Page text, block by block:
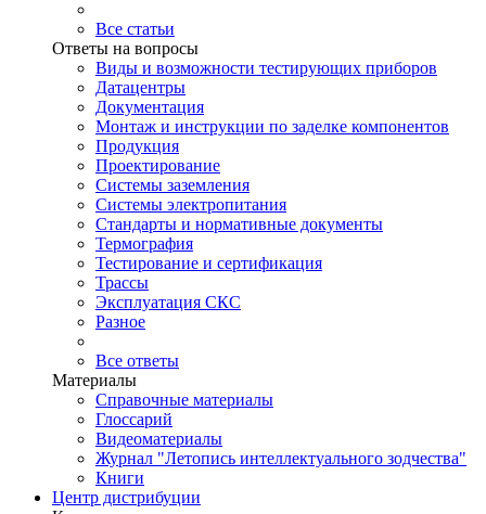
Все статьи
Ответы на вопросы
Виды и возможности тестирующих приборов
Датацентры
Документация
Монтаж и инструкции по заделке компонентов
Продукция
Проектирование
Системы заземления
Системы электропитания
Стандарты и нормативные документы
Термография
Тестирование и сертификация
Трассы
Эксплуатация СКС
Разное
Все ответы
Материалы
Справочные материалы
Глоссарий
Видеоматериалы
Журнал "Летопись интеллектуального зодчества"
Книги
Центр дистрибуции